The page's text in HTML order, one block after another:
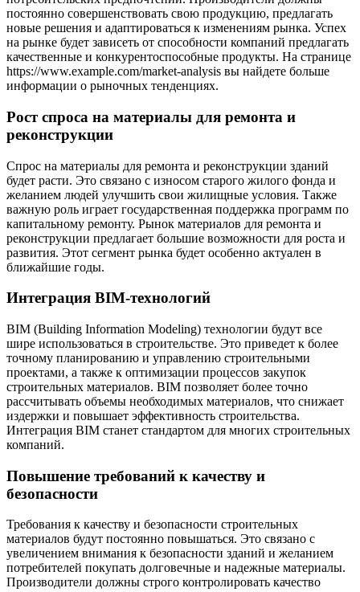
постоянно совершенствовать свою продукцию, предлагать
новые решения и адаптироваться к изменениям рынка. Успех
на рынке будет зависеть от способности компаний предлагать
качественные и конкурентоспособные продукты. На странице
https://www.example.com/market-analysis вы найдете больше
информации о рыночных тенденциях.
Рост спроса на материалы для ремонта и
реконструкции
Спрос на материалы для ремонта и реконструкции зданий
будет расти. Это связано с износом старого жилого фонда и
желанием людей улучшить свои жилищные условия. Также
важную роль играет государственная поддержка программ по
капитальному ремонту. Рынок материалов для ремонта и
реконструкции предлагает большие возможности для роста и
развития. Этот сегмент рынка будет особенно актуален в
ближайшие годы.
Интеграция BIM-технологий
BIM (Building Information Modeling) технологии будут все
шире использоваться в строительстве. Это приведет к более
точному планированию и управлению строительными
проектами, а также к оптимизации процессов закупок
строительных материалов. BIM позволяет более точно
рассчитывать объемы необходимых материалов, что снижает
издержки и повышает эффективность строительства.
Интеграция BIM станет стандартом для многих строительных
компаний.
Повышение требований к качеству и
безопасности
Требования к качеству и безопасности строительных
материалов будут постоянно повышаться. Это связано с
увеличением внимания к безопасности зданий и желанием
потребителей покупать долговечные и надежные материалы.
Производители должны строго контролировать качество